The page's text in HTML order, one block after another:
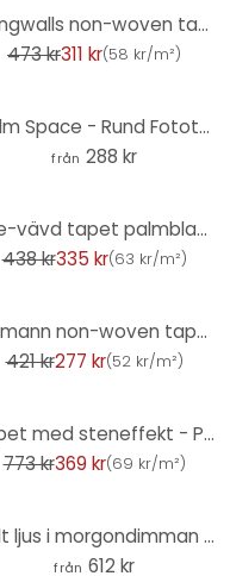
Livingwalls non-woven tapet New Walls 50-tals Glam Art Deco tapet blå, grön, metallisk
473 kr311 kr(58 kr/m²)
Calm Space - Rund Fototapet - non-woven tapet/självhäftande non-woven tapet
från 288 kr
Icke-vävd tapet palmblad grädde guld blommig prov tapet vardagsrum
438 kr335 kr(63 kr/m²)
Erismann non-woven tapet Code Nature beige
421 kr277 kr(52 kr/m²)
Tapet med steneffekt - PVC-fri stentapet från A.S. Création Gråvit 386371
773 kr369 kr(69 kr/m²)
Dolt ljus i morgondimman | Fototapet med trädmotiv - Hobday
från 612 kr